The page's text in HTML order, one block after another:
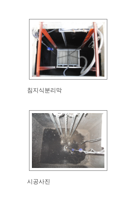
침지식분리막
시공사진